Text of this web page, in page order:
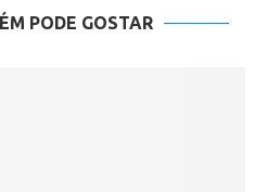
PODE GOSTAR